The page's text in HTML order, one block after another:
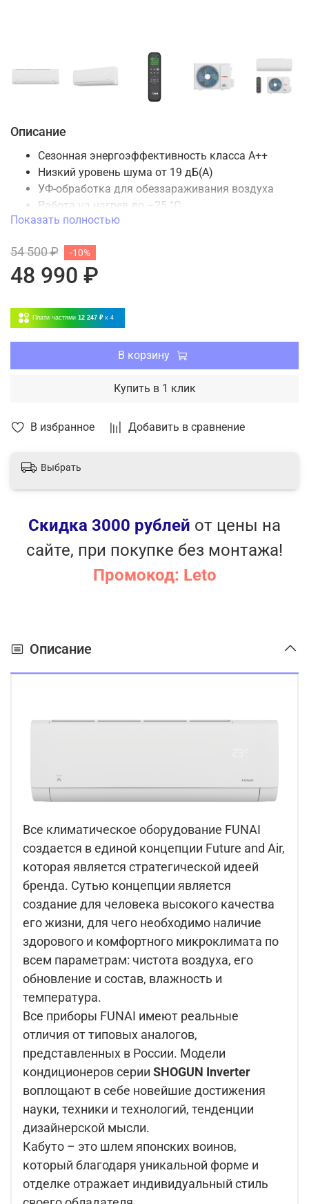
В избранное Добавить в сравнение
Описание
Сезонная энергоэффективность класса А++
Низкий уровень шума от 19 дБ(А)
УФ-обработка для обеззараживания воздуха
Работа на нагрев до –25 °С
4 дополнительных фильтра SMART Ion
воздуха в 4-х направлениях
SMART ICE Clean — очистка внутреннего блока
SMART Feel - точный контроль температуры в
месте нахождения пользователя
Дополнительная шумоизоляция компрессора
Защитная накладка на вентили
Виброопоры наружного блока
блока
Премиальный пульт ДУ с подсветкой
Показать полностью
54 500 ₽
48 990 ₽
-10%
Плати частями 12 247 ₽ x 4
В корзину
Купить в 1 клик
Выбрать
Скидка 3000 рублей от цены на
сайте, при покупке без монтажа!
Промокод: Leto
Описание
Все климатическое оборудование FUNAI
создается в единой концепции Future and Air,
которая является стратегической идеей
бренда. Сутью концепции является
создание для человека высокого качества
его жизни, для чего необходимо наличие
здорового и комфортного микроклимата по
всем параметрам: чистота воздуха, его
обновление и состав, влажность и
температура.
Все приборы FUNAI имеют реальные
отличия от типовых аналогов,
представленных в России. Модели
кондиционеров серии SHOGUN Inverter
воплощают в себе новейшие достижения
науки, техники и технологий, тенденции
дизайнерской мысли.
Кабуто – это шлем японских воинов,
который благодаря уникальной форме и
отделке отражает индивидуальный стиль